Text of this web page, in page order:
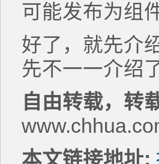
可能发布为组
好了，就先介
先不一一介绍
自由转载，转
本文链接地址: